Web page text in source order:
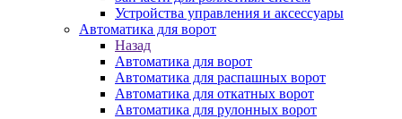
Устройства управления и аксессуары
Автоматика для ворот
Назад
Автоматика для ворот
Автоматика для распашных ворот
Автоматика для откатных ворот
Автоматика для рулонных ворот